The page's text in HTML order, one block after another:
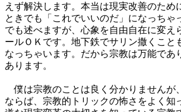
えず解決します。本当は現実改善のため
ときでも「これでいいのだ」になっちゃ
でも述べますが、心象を自由自在に変え
ールＯＫです。地下鉄でサリン撒くこと
なっちゃいます。だから宗教は万能であ
あります。
僕は宗教のことは良く分かりませんが
ならば、宗教的トリックの怖さをよく知